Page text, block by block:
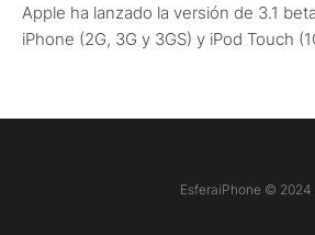
Apple ha lanzado la versión de 3.1
iPhone (2G, 3G y 3GS) y iPod Touch
EsferaiPhone © 2024